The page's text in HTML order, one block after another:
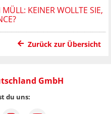
KEINER WOLLTE SIE,
Zurück zur Übersicht
GmbH
du uns: